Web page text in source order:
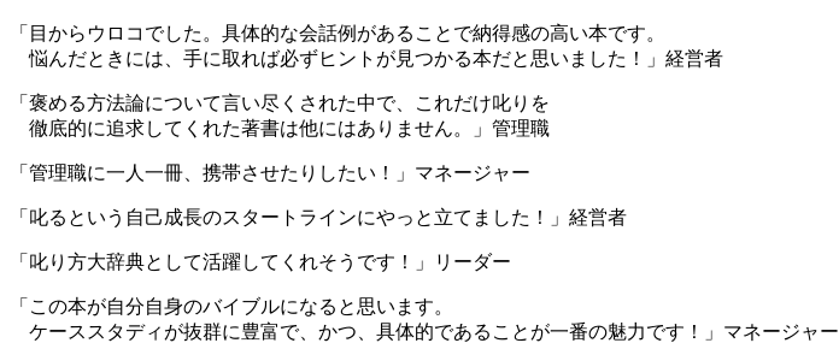
「目からウロコでした。具体的な会話例があることで納得感の高い本です。
悩んだときには、手に取れば必ずヒントが見つかる本だと思いました！」経営者
「褒める方法論について言い尽くされた中で、これだけ叱りを
徹底的に追求してくれた著書は他にはありません。」管理職
「管理職に一人一冊、携帯させたりしたい！」マネージャー
「叱るという自己成長のスタートラインにやっと立てました！」経営者
「叱り方大辞典として活躍してくれそうです！」リーダー
「この本が自分自身のバイブルになると思います。
ケーススタディが抜群に豊富で、かつ、具体的であることが一番の魅力です！」マネージャー